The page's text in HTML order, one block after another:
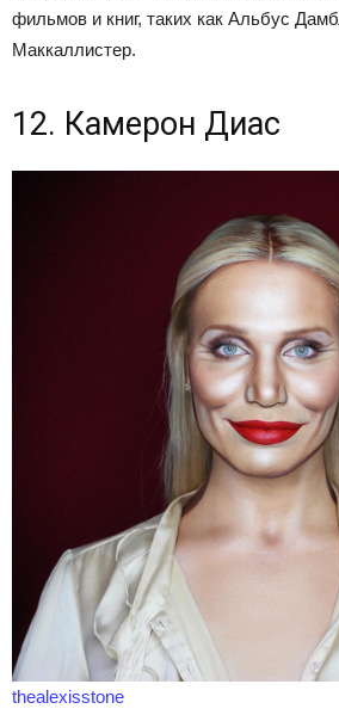
фильмов и книг, таких как Альбус
Маккаллистер.
12. Камерон Диас
thealexisstone